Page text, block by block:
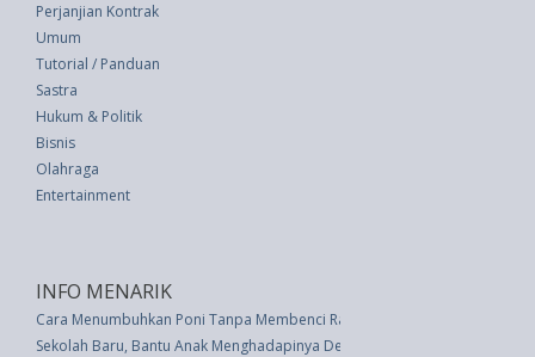
Perjanjian Kontrak
Umum
Tutorial / Panduan
Sastra
Hukum & Politik
Bisnis
Olahraga
Entertainment
INFO MENARIK
Cara Menumbuhkan Poni Tanpa Membenci Rambut Seluruhnya
Sekolah Baru, Bantu Anak Menghadapinya Dengan Tips Ini